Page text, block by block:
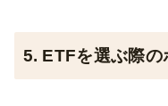
5. ETFを選ぶ際の